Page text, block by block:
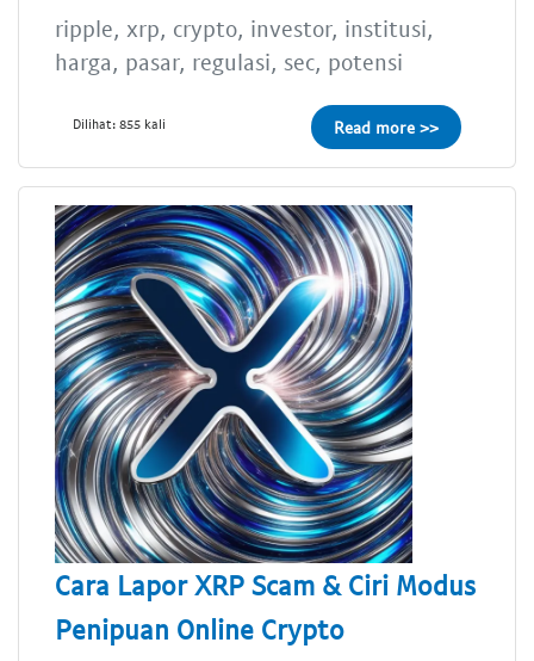
ripple, xrp, crypto, investor, institusi,
harga, pasar, regulasi, sec, potensi
Dilihat: 855 kali Read more >>
Cara Lapor XRP Scam & Ciri Modus
Penipuan Online Crypto